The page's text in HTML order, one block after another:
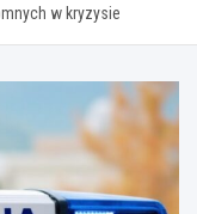
w kryzysie